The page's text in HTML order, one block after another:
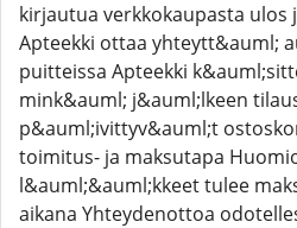
kirjautua verkkokaupasta ulos
Apteekki ottaa yhteytt&auml;
puitteissa Apteekki
mink&auml; j&auml;lkeen
p&auml;ivittyv&auml;t
toimitus- ja maksutapa
l&auml;&auml;kkeet tulee
aikana Yhteydenottoa